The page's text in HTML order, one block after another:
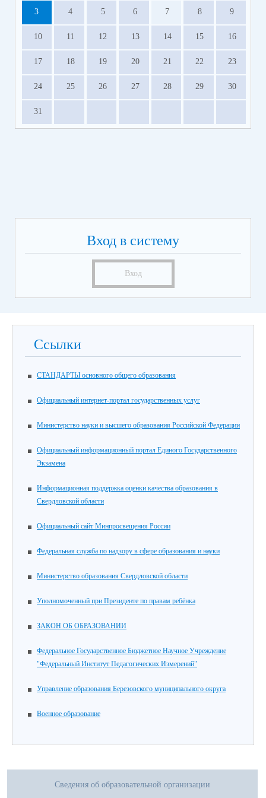
3 4 5 6 7 8 9
10 11 12 13 14 15 16
17 18 19 20 21 22 23
24 25 26 27 28 29 30
31
Вход в систему
Вход
Ссылки
СТАНДАРТЫ основного общего образования
Официальный интернет-портал государственных услуг
Министерство науки и высшего образования Российской Федерации
Официальный информационный портал Единого Государственного
Экзамена
Информационная поддержка оценки качества образования в
Свердловской области
Официальный сайт Минпросвещения России
Федеральная служба по надзору в сфере образования и науки
Министерство образования Свердловской области
Уполномоченный при Президенте по правам ребёнка
ЗАКОН ОБ ОБРАЗОВАНИИ
Федеральное Государственное Бюджетное Научное Учреждение
"Федеральный Институт Педагогических Измерений"
Управление образования Березовского муниципального округа
Военное образование
Сведения об образовательной организации